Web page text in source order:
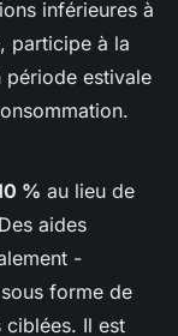
inférieures à
participe à la
période estivale
% au lieu de
aides
-
forme de
Il est